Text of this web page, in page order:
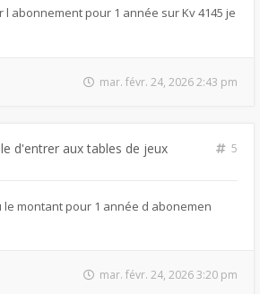
l abonnement pour 1 année sur Kv 4145 je
mar. févr. 24, 2026 2:43 pm
d'entrer aux tables de jeux
5
le montant pour 1 année d abonemen
mar. févr. 24, 2026 3:20 pm